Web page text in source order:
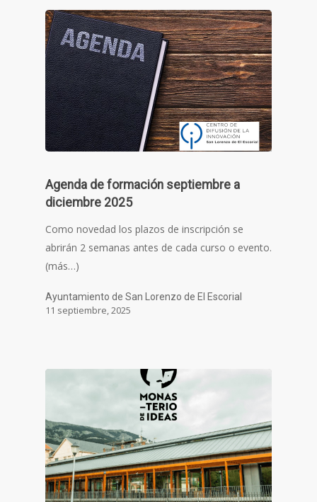
Agenda de formación septiembre a
diciembre 2025
Como novedad los plazos de inscripción se
abrirán 2 semanas antes de cada curso o evento.
(más…)
Ayuntamiento de San Lorenzo de El Escorial
11 septiembre, 2025